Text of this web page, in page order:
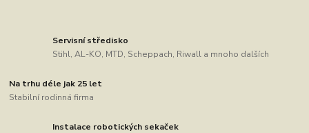
Servisní středisko
Stihl, AL-KO, MTD, Scheppach, Riwall a mnoho dalších
Na trhu déle jak 25 let
Stabilní rodinná firma
Instalace robotických sekaček